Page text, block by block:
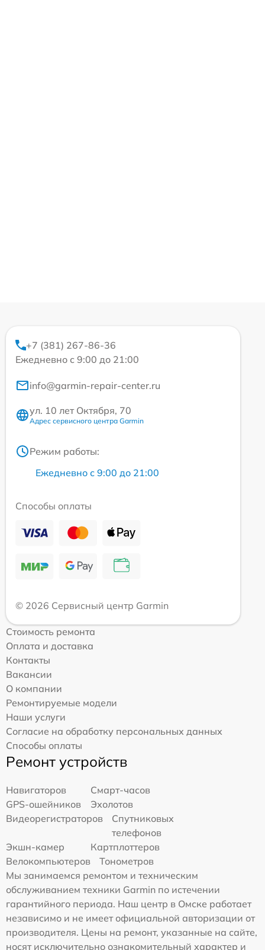
+7 (381) 267-86-36
Ежедневно с 9:00 до 21:00
info@garmin-repair-center.ru
ул. 10 лет Октября, 70
Адрес сервисного центра Garmin
Режим работы:
Ежедневно с 9:00 до 21:00
Способы оплаты
© 2026 Сервисный центр Garmin
Стоимость ремонта
Оплата и доставка
Контакты
Вакансии
О компании
Ремонтируемые модели
Наши услуги
Согласие на обработку персональных данных
Способы оплаты
Ремонт устройств
Навигаторов
Смарт-часов
GPS-ошейников
Эхолотов
Видеорегистраторов
Спутниковых
телефонов
Экшн-камер
Картплоттеров
Велокомпьютеров
Тонометров
Мы занимаемся ремонтом и техническим
обслуживанием техники Garmin по истечении
гарантийного периода. Наш центр в Омске работает
независимо и не имеет официальной авторизации от
производителя. Цены на ремонт, указанные на сайте,
носят исключительно ознакомительный характер и